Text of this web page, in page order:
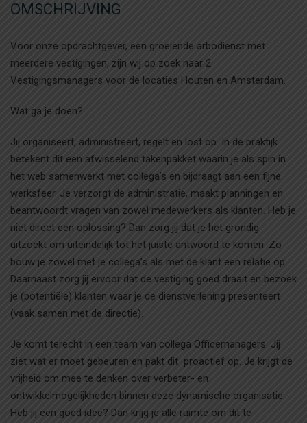
OMSCHRIJVING
Voor onze opdrachtgever, een groeiende arbodienst met
meerdere vestigingen, zijn wij op zoek naar 2
Vestigingsmanagers voor de locaties Houten en Amsterdam.
Wat ga je doen?
Jij organiseert, administreert, regelt en lost op. In de praktijk
betekent dit een afwisselend takenpakket waarin je als spin in
het web samenwerkt met collega’s en bijdraagt aan een fijne
werksfeer. Je verzorgt de administratie, maakt planningen en
beantwoordt vragen van zowel medewerkers als klanten. Heb je
niet direct een oplossing? Dan zorg jij dat je het grondig
uitzoekt om uiteindelijk tot het juiste antwoord te komen. Zo
bouw je zowel met je collega’s als met de klant een relatie op.
Daarnaast zorg jij ervoor dat de vestiging goed draait en bezoek
je (potentiële) klanten waar je de dienstverlening presenteert
(vaak samen met de directie).
Je komt terecht in een team van collega Officemanagers. Jij
ziet wat er moet gebeuren en pakt dit proactief op. Je krijgt de
vrijheid om mee te denken over verbeter- en
ontwikkelmogelijkheden binnen deze dynamische organisatie.
Heb jij een goed idee? Dan krijg je alle ruimte om dit te